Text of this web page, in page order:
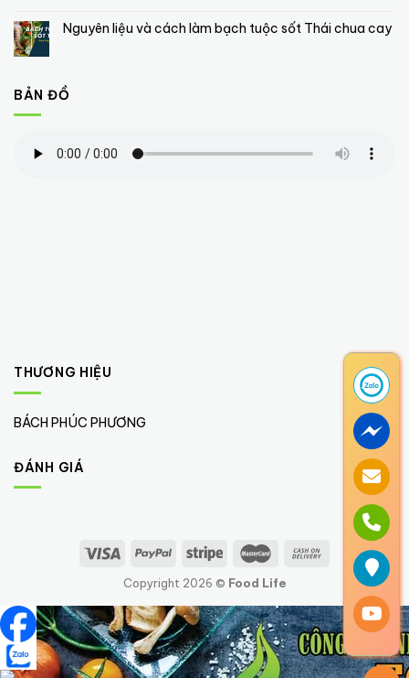
Nguyên liệu và cách làm bạch tuộc sốt Thái chua cay
BẢN ĐỒ
THƯƠNG HIỆU
BÁCH PHÚC PHƯƠNG (1)
ĐÁNH GIÁ
Copyright 2026 © Food Life